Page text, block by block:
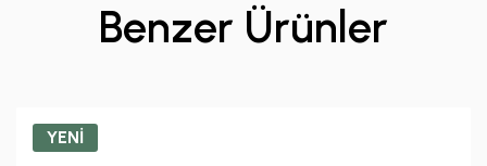
Benzer Ürünler
YENİ